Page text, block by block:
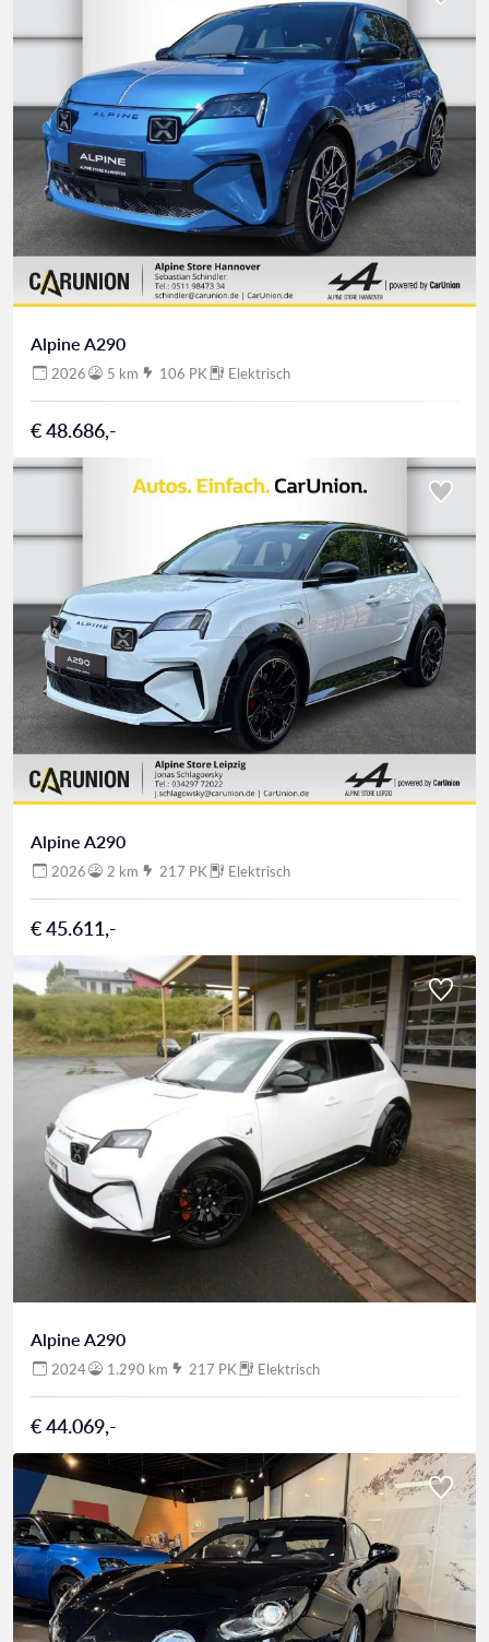
Alpine A290
2026 5 km 106 PK Elektrisch
€ 48.686,-
Alpine A290
2026 2 km 217 PK Elektrisch
€ 45.611,-
Alpine A290
2024 1.290 km 217 PK Elektrisch
€ 44.069,-